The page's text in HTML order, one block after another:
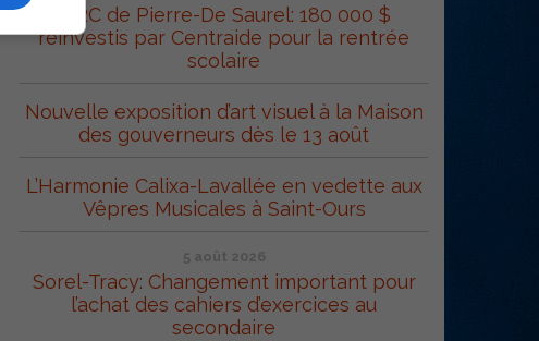
MRC de Pierre-De Saurel: 180 000 $
réinvestis par Centraide pour la rentrée
scolaire
Nouvelle exposition d’art visuel à la Maison
des gouverneurs dès le 13 août
L’Harmonie Calixa-Lavallée en vedette aux
Vêpres Musicales à Saint-Ours
5 août 2026
Sorel-Tracy: Changement important pour
l’achat des cahiers d’exercices au
secondaire